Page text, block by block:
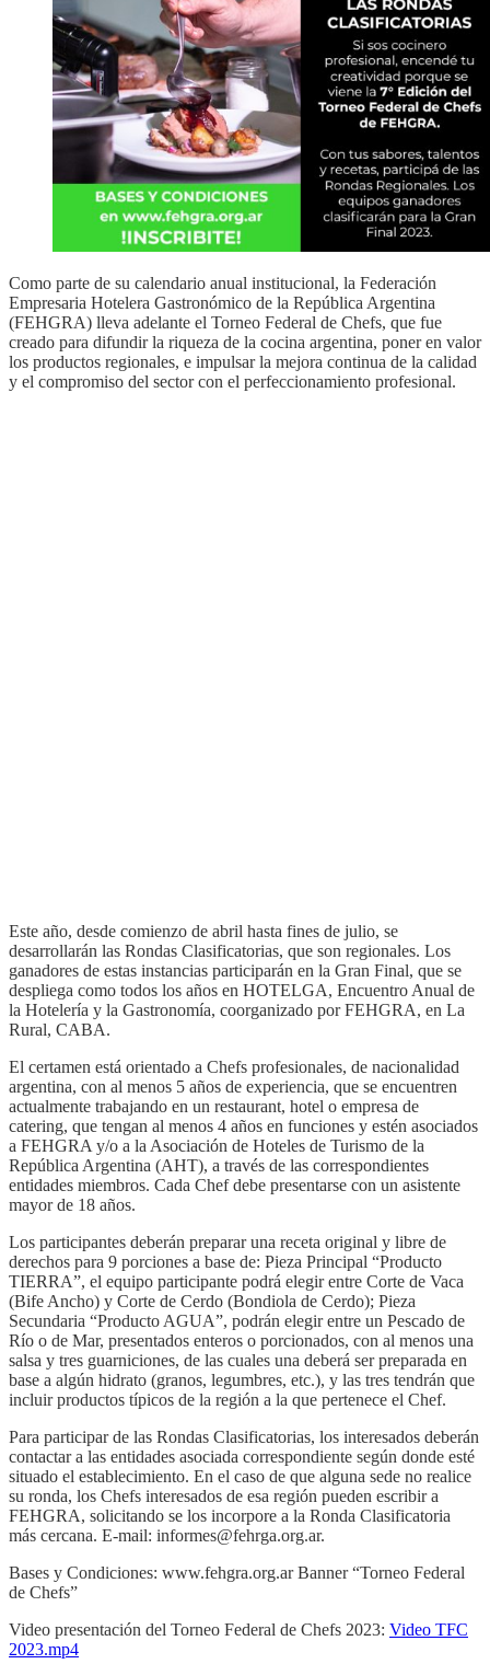
Como parte de su calendario anual institucional, la Federación
Empresaria Hotelera Gastronómico de la República Argentina
(FEHGRA) lleva adelante el Torneo Federal de Chefs, que fue
creado para difundir la riqueza de la cocina argentina, poner en valor
los productos regionales, e impulsar la mejora continua de la calidad
y el compromiso del sector con el perfeccionamiento profesional.
Este año, desde comienzo de abril hasta fines de julio, se
desarrollarán las Rondas Clasificatorias, que son regionales. Los
ganadores de estas instancias participarán en la Gran Final, que se
despliega como todos los años en HOTELGA, Encuentro Anual de
la Hotelería y la Gastronomía, coorganizado por FEHGRA, en La
Rural, CABA.
El certamen está orientado a Chefs profesionales, de nacionalidad
argentina, con al menos 5 años de experiencia, que se encuentren
actualmente trabajando en un restaurant, hotel o empresa de
catering, que tengan al menos 4 años en funciones y estén asociados
a FEHGRA y/o a la Asociación de Hoteles de Turismo de la
República Argentina (AHT), a través de las correspondientes
entidades miembros. Cada Chef debe presentarse con un asistente
mayor de 18 años.
Los participantes deberán preparar una receta original y libre de
derechos para 9 porciones a base de: Pieza Principal “Producto
TIERRA”, el equipo participante podrá elegir entre Corte de Vaca
(Bife Ancho) y Corte de Cerdo (Bondiola de Cerdo); Pieza
Secundaria “Producto AGUA”, podrán elegir entre un Pescado de
Río o de Mar, presentados enteros o porcionados, con al menos una
salsa y tres guarniciones, de las cuales una deberá ser preparada en
base a algún hidrato (granos, legumbres, etc.), y las tres tendrán que
incluir productos típicos de la región a la que pertenece el Chef.
Para participar de las Rondas Clasificatorias, los interesados deberán
contactar a las entidades asociada correspondiente según donde esté
situado el establecimiento. En el caso de que alguna sede no realice
su ronda, los Chefs interesados de esa región pueden escribir a
FEHGRA, solicitando se los incorpore a la Ronda Clasificatoria
más cercana. E-mail: informes@fehrga.org.ar.
Bases y Condiciones: www.fehgra.org.ar Banner “Torneo Federal
de Chefs”
Video presentación del Torneo Federal de Chefs 2023: Video TFC
2023.mp4